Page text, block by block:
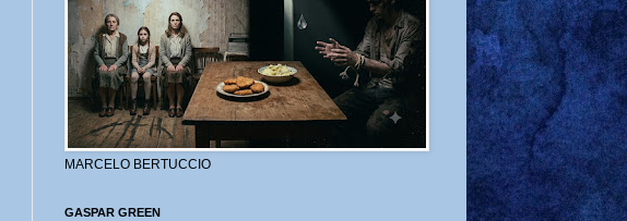
MARCELO BERTUCCIO
GASPAR GREEN